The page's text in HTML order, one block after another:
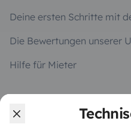
Deine ersten Schritte mit
Die Bewertungen unserer
Hilfe für Mieter
VERMIETER